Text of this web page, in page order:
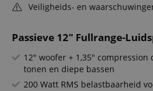
Passieve 12" Fullrange-
12" woofer + 1,35"
tonen en diepe bassen
200 Watt RMS belastbaarheid
Veiligheids- en